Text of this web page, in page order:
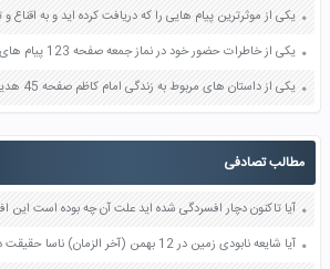
یکی از خاطرات حضور خود در نماز جمعه صفحه 123 پیام های آسمان هفتم
یکی از داستان های مربوط به زندگی امام کاظم صفحه 45 هدیه های آسمان چهارم
مطالب تصادفی
آیا شایعه نابودی زمین در 12 بهمن (آخر الزمان) ناسا حقیقت دارد ؟